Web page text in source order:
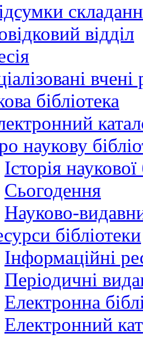
відділ
вчені
бібліотека
наукову
Історія
Сьогодення
Науково-
бібліотеки
Інформаційні
Періодичні
Електронна
Електронний